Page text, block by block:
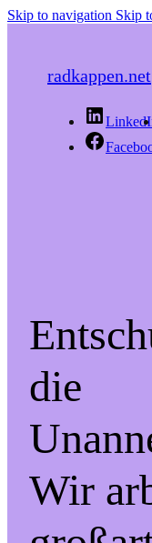
Skip to navigation Skip
radkappen.net
die
Wir